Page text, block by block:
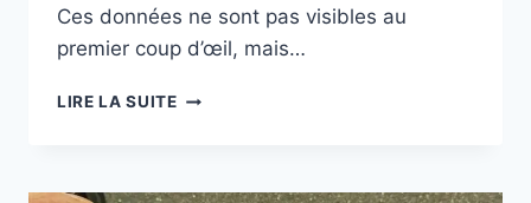
Ces données ne sont pas visibles au
premier coup d’œil, mais…
LIRE LA SUITEEFFACER
SUR